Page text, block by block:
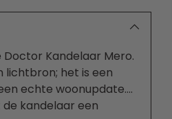
Doctor Kandelaar Mero.
lichtbron; het is een
echte woonupdate.
kandelaar een